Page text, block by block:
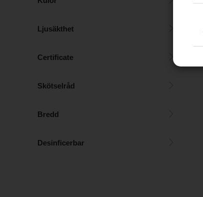
Ljusäkthet
Certificate
Skötselråd
Bredd
Desinficerbar